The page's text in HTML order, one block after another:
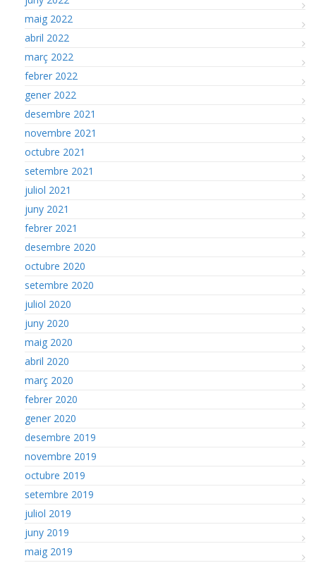
maig 2022
abril 2022
març 2022
febrer 2022
gener 2022
desembre 2021
novembre 2021
octubre 2021
setembre 2021
juliol 2021
juny 2021
febrer 2021
desembre 2020
octubre 2020
setembre 2020
juliol 2020
juny 2020
maig 2020
abril 2020
març 2020
febrer 2020
gener 2020
desembre 2019
novembre 2019
octubre 2019
setembre 2019
juliol 2019
juny 2019
maig 2019